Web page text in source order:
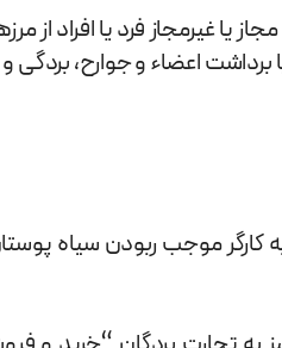
یا غیر‌مجاز فرد یا افراد از
اعضاء و جوارح، بردگی و
کارگر موجب ربودن سیاه